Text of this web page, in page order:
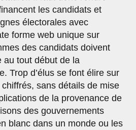
les candidats et
électorales avec
forme web unique sur
des candidats doivent
au tout début de la
Trop d’élus se font élire sur
sans détails de mise
de la provenance de
des gouvernements
blanc dans un monde ou les